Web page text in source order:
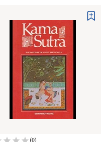
(0)